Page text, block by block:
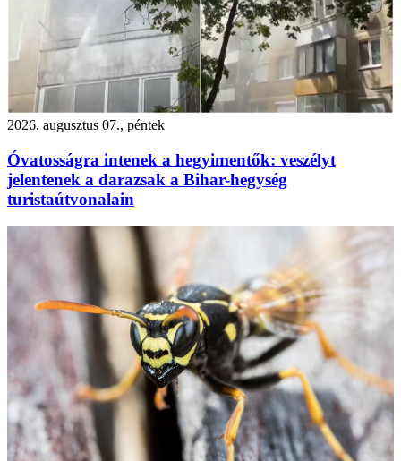
2026. augusztus 07., péntek
Óvatosságra intenek a hegyimentők: veszélyt
jelentenek a darazsak a Bihar-hegység
turistaútvonalain